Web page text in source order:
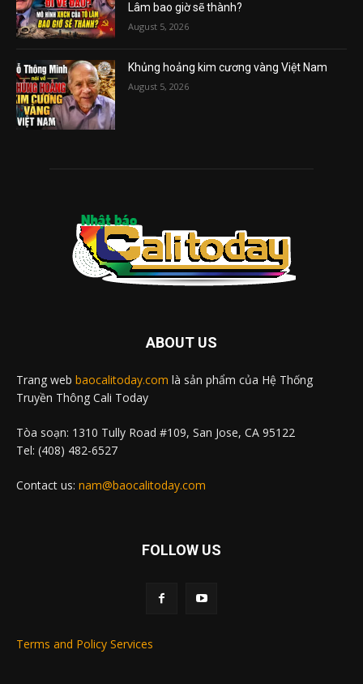
Lâm bao giờ sẽ thành?
August 5, 2026
Khủng hoảng kim cương vàng Việt Nam
August 5, 2026
ABOUT US
Trang web baocalitoday.com là sản phẩm của Hệ Thống
Truyền Thông Cali Today
Tòa soạn: 1310 Tully Road #109, San Jose, CA 95122
Tel: (408) 482-6527
Contact us: nam@baocalitoday.com
FOLLOW US
Terms and Policy Services